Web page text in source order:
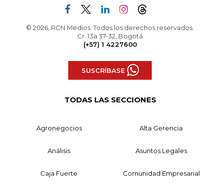
© 2026, RCN Medios. Todos los derechos reservados.
Cr. 13a 37-32, Bogotá
(+57) 1 4227600
SUSCRÍBASE
TODAS LAS SECCIONES
Agronegocios Alta Gerencia
Análisis Asuntos Legales
Caja Fuerte Comunidad Empresarial